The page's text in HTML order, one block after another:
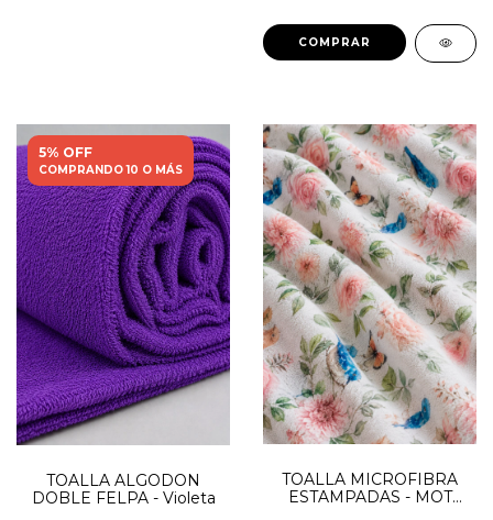
5% OFF
COMPRANDO 10 O MÁS
TOALLA ALGODON
DOBLE FELPA - Violeta
TOALLA MICROFIBRA
ESTAMPADAS - MOT